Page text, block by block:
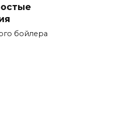
бойлера